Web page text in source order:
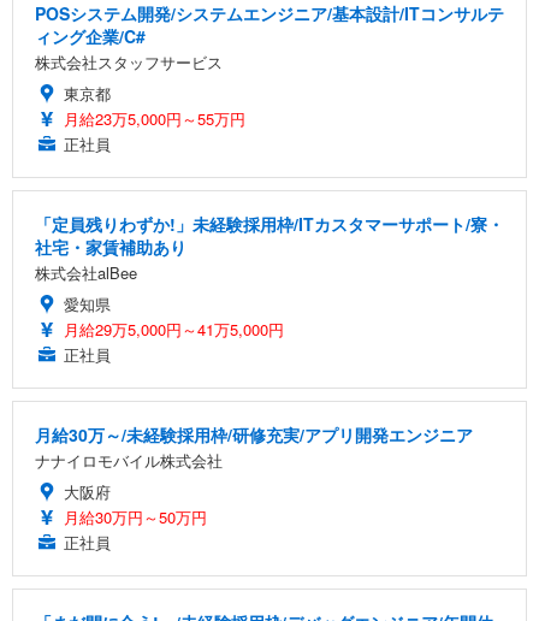
POSシステム開発/システムエンジニア/基本設計/ITコンサルテ
ィング企業/C#
株式会社スタッフサービス
東京都
月給23万5,000円～55万円
正社員
「定員残りわずか!」未経験採用枠/ITカスタマーサポート/寮・
社宅・家賃補助あり
株式会社alBee
愛知県
月給29万5,000円～41万5,000円
正社員
月給30万～/未経験採用枠/研修充実/アプリ開発エンジニア
ナナイロモバイル株式会社
大阪府
月給30万円～50万円
正社員